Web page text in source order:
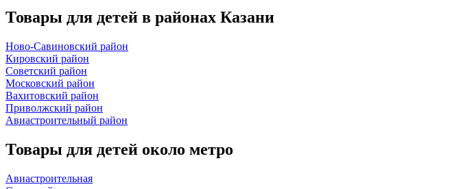
Товары для детей в районах Казани
Ново-Савиновский район
Кировский район
Советский район
Московский район
Вахитовский район
Приволжский район
Авиастроительный район
Товары для детей около метро
Авиастроительная